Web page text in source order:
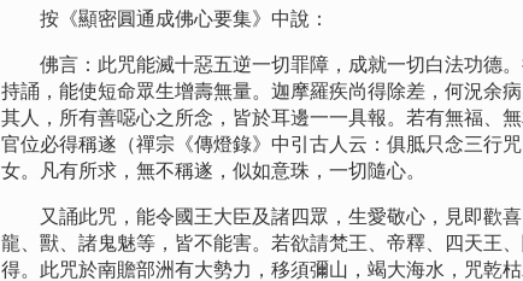
按《顯密圓通成佛心要集》中說：
佛言：此咒能滅十惡五逆一切罪障，成就一切白法功德。
持誦，能使短命眾生增壽無量。迦摩羅疾尚得除差，何況余
其人，所有善噁心之所念，皆於耳邊一一具報。若有無福、
官位必得稱遂（禪宗《傳燈錄》中引古人云：俱胝只念三行
女。凡有所求，無不稱遂，似如意珠，一切隨心。
又誦此咒，能令國王大臣及諸四眾，生愛敬心，見即歡喜
龍、獸、諸鬼魅等，皆不能害。若欲請梵王、帝釋、四天王
得。此咒於南贍部洲有大勢力，移須彌山，竭大海水，咒乾